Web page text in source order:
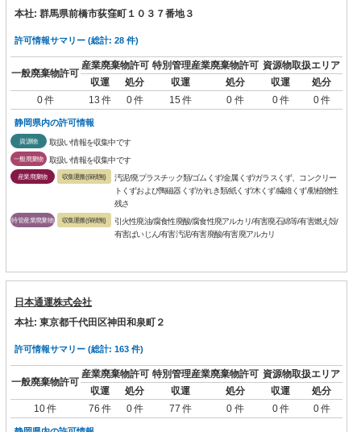
本社: 群馬県前橋市荻窪町１０３７番地３
許可情報サマリー (総計: 28 件)
一般廃棄物許可
産業廃棄物許可 特別管理産業廃棄物許可 資源物取扱エリア
収運
処分 収運 処分 収運
処分
0 件
13 件 0 件 15 件 0 件 0 件 0 件
静岡県内の許可情報
資源物 取扱い情報を収集中です
一般廃棄物 取扱い情報を収集中です
産業廃棄物 収集運搬(保積無)
汚泥/廃プラスチック類/ゴムくず/金属くず/ガラスくず、コンクリー
トくずおよび陶磁器くず/がれき類/紙くず/木くず/繊維くず/動植物性
残さ
特管産業廃棄物 収集運搬(保積無)
引火性廃油/腐食性廃酸/腐食性廃アルカリ/有害廃石綿等/有害燃え殻/
有害ばいじん/有害汚泥/有害廃酸/有害廃アルカリ
日本通運株式会社
本社: 東京都千代田区神田和泉町２
許可情報サマリー (総計: 163 件)
一般廃棄物許可
産業廃棄物許可 特別管理産業廃棄物許可 資源物取扱エリア
収運
処分 収運 処分 収運
処分
10 件
76 件 0 件 77 件 0 件 0 件 0 件